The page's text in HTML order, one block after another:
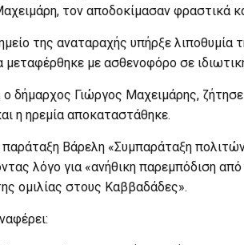
τον αποδοκίμασαν φραστικά
της αναταραχής υπήρξε λιποθυμία
μεταφέρθηκε με ασθενοφόρο σε
ο δήμαρχος Γιώργος Μαχειμάρης,
η ηρεμία αποκαταστάθηκε.
Βάρελη «Συμπαράταξη
λόγο για «ανήθικη παρεμπόδιση
ομιλίας στους Καββαδάδες».